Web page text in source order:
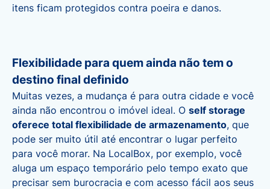
itens ficam protegidos contra poeira e danos.
Flexibilidade para quem ainda não tem o
destino final definido
Muitas vezes, a mudança é para outra cidade e você
ainda não encontrou o imóvel ideal. O self storage
oferece total flexibilidade de armazenamento, que
pode ser muito útil até encontrar o lugar perfeito
para você morar. Na LocalBox, por exemplo, você
aluga um espaço temporário pelo tempo exato que
precisar sem burocracia e com acesso fácil aos seus